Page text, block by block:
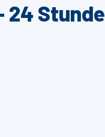
24